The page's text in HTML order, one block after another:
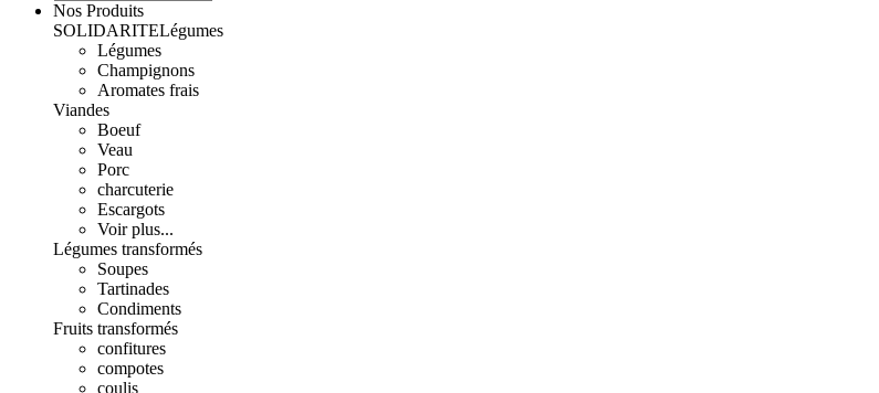
Nos Produits
SOLIDARITELégumes
Légumes
Champignons
Aromates frais
Viandes
Boeuf
Veau
Porc
charcuterie
Escargots
Voir plus...
Légumes transformés
Soupes
Tartinades
Condiments
Fruits transformés
confitures
compotes
coulis